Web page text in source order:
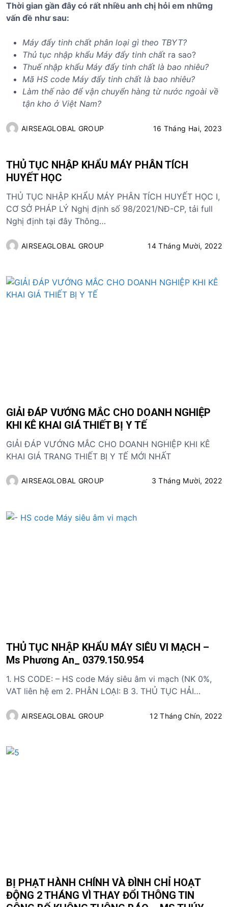
Thời gian gần đây có rất nhiều anh chị hỏi em những
vấn đề như sau:
Máy đẩy tinh chất phân loại gì theo TBYT?
Thủ tục nhập khẩu Máy đẩy tinh chất ra sao?
Thuế nhập khẩu Máy đẩy tinh chất là bao nhiêu?
Mã HS code Máy đẩy tinh chất là bao nhiêu?
Làm thế nào để vận chuyển hàng từ nước ngoài về
tận kho ở Việt Nam?
AIRSEAGLOBAL GROUP 16 Tháng Hai, 2023
THỦ TỤC NHẬP KHẨU MÁY PHÂN TÍCH
HUYẾT HỌC
THỦ TỤC NHẬP KHẨU MÁY PHÂN TÍCH HUYẾT HỌC I,
CƠ SỞ PHÁP LÝ Nghị định số 98/2021/NĐ-CP, tải full
Nghị định tại đây Thông…
AIRSEAGLOBAL GROUP 14 Tháng Mười, 2022
GIẢI ĐÁP VƯỚNG MẮC CHO DOANH NGHIỆP
KHI KÊ KHAI GIÁ THIẾT BỊ Y TẾ
GIẢI ĐÁP VƯỚNG MẮC CHO DOANH NGHIỆP KHI KÊ
KHAI GIÁ TRANG THIẾT BỊ Y TẾ MỚI NHẤT
AIRSEAGLOBAL GROUP 3 Tháng Mười, 2022
THỦ TỤC NHẬP KHẨU MÁY SIÊU VI MẠCH –
Ms Phương An_ 0379.150.954
1. HS CODE: – HS code Máy siêu âm vi mạch (NK 0%,
VAT liên hệ em 2. PHÂN LOẠI: B 3. THỦ TỤC HẢI…
AIRSEAGLOBAL GROUP 12 Tháng Chín, 2022
BỊ PHẠT HÀNH CHÍNH VÀ ĐÌNH CHỈ HOẠT
ĐỘNG 2 THÁNG VÌ THAY ĐỔI THÔNG TIN